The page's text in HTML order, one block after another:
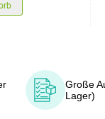
Große
Lager)